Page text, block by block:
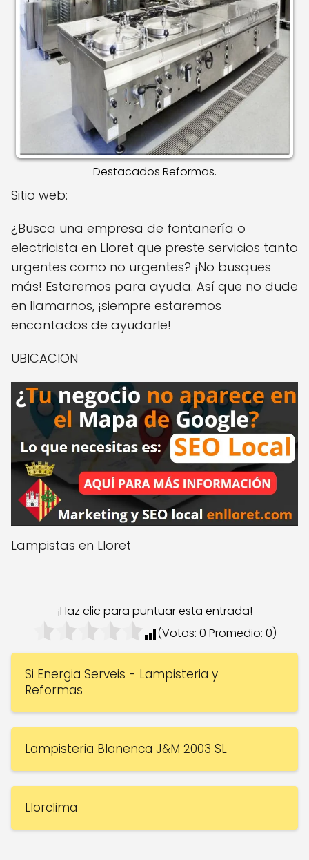
Destacados Reformas.
Sitio web:
¿Busca una empresa de fontanería o
electricista en Lloret que preste servicios tanto
urgentes como no urgentes? ¡No busques
más! Estaremos para ayuda. Así que no dude
en llamarnos, ¡siempre estaremos
encantados de ayudarle!
UBICACION
Lampistas en Lloret
¡Haz clic para puntuar esta entrada!
(Votos: 0 Promedio: 0)
Si Energia Serveis - Lampisteria y
Reformas
Lampisteria Blanenca J&M 2003 SL
Llorclima